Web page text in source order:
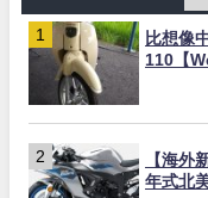
比想像
110【
【海外
年式北